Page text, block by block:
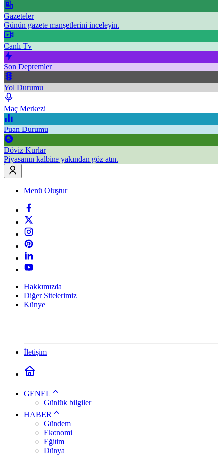
Gazeteler
Günün gazete manşetlerini inceleyin.
Canlı Tv
Son Depremler
Yol Durumu
Maç Merkezi
Puan Durumu
Döviz Kurlar
Piyasanın kalbine yakından göz atın.
Menü Oluştur
Hakkımızda
Diğer Sitelerimiz
Künye
İletişim
GENEL
Günlük bilgiler
HABER
Gündem
Ekonomi
Eğitim
Dünya